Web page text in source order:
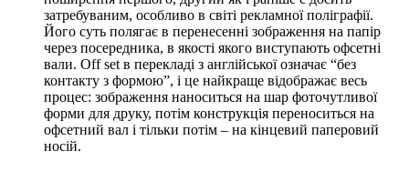
затребуваним, особливо в світі рекламної поліграфії.
Його суть полягає в перенесенні зображення на папір
через посередника, в якості якого виступають офсетні
вали. Off set в перекладі з англійської означає “без
контакту з формою”, і це найкраще відображає весь
процес: зображення наноситься на шар фоточутливої ​​
форми для друку, потім конструкція переноситься на
офсетний вал і тільки потім – на кінцевий паперовий
носій.